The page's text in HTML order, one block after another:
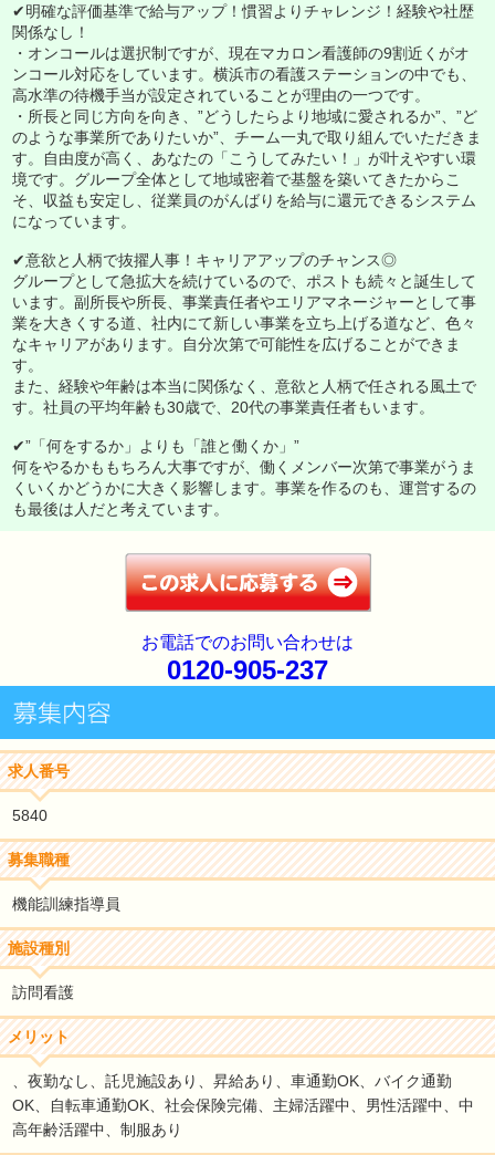
✔明確な評価基準で給与アップ！慣習よりチャレンジ！経験や社歴
関係なし！
・オンコールは選択制ですが、現在マカロン看護師の9割近くがオ
ンコール対応をしています。横浜市の看護ステーションの中でも、
高水準の待機手当が設定されていることが理由の一つです。
・所長と同じ方向を向き、”どうしたらより地域に愛されるか”、”ど
のような事業所でありたいか”、チーム一丸で取り組んでいただきま
す。自由度が高く、あなたの「こうしてみたい！」が叶えやすい環
境です。グループ全体として地域密着で基盤を築いてきたからこ
そ、収益も安定し、従業員のがんばりを給与に還元できるシステム
になっています。
✔意欲と人柄で抜擢人事！キャリアアップのチャンス◎
グループとして急拡大を続けているので、ポストも続々と誕生して
います。副所長や所長、事業責任者やエリアマネージャーとして事
業を大きくする道、社内にて新しい事業を立ち上げる道など、色々
なキャリアがあります。自分次第で可能性を広げることができま
す。
また、経験や年齢は本当に関係なく、意欲と人柄で任される風土で
す。社員の平均年齢も30歳で、20代の事業責任者もいます。
✔”「何をするか」よりも「誰と働くか」”
何をやるかももちろん大事ですが、働くメンバー次第で事業がうま
くいくかどうかに大きく影響します。事業を作るのも、運営するの
も最後は人だと考えています。
お電話でのお問い合わせは
0120-905-237
求人番号
5840
募集職種
機能訓練指導員
施設種別
訪問看護
メリット
、夜勤なし、託児施設あり、昇給あり、車通勤OK、バイク通勤
OK、自転車通勤OK、社会保険完備、主婦活躍中、男性活躍中、中
高年齢活躍中、制服あり